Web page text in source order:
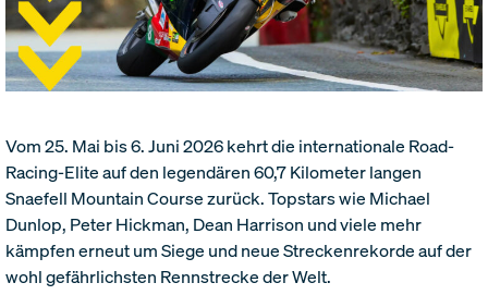
Vom 25. Mai bis 6. Juni 2026 kehrt die internationale Road-
Racing-Elite auf den legendären 60,7 Kilometer langen
Snaefell Mountain Course zurück. Topstars wie Michael
Dunlop, Peter Hickman, Dean Harrison und viele mehr
kämpfen erneut um Siege und neue Streckenrekorde auf der
wohl gefährlichsten Rennstrecke der Welt.